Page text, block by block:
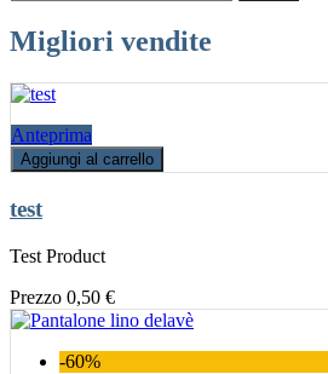
Migliori vendite
Anteprima
Aggiungi al carrello
test
Test Product
Prezzo 0,50 €
-60%